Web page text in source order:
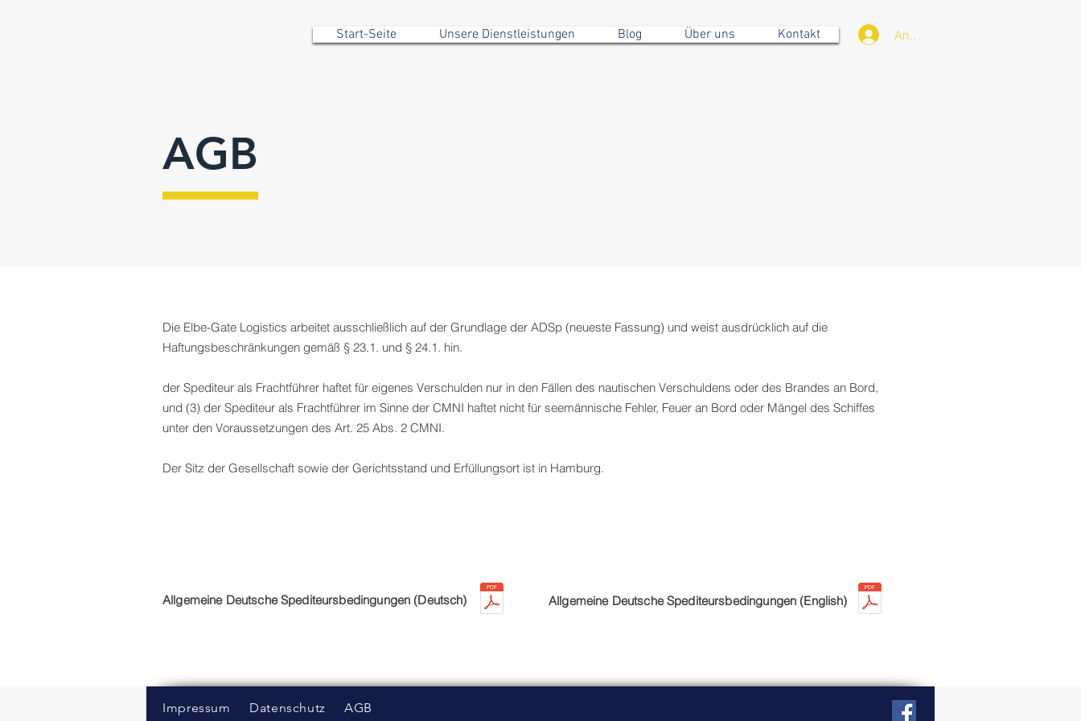
Start-Seite Unsere Dienstleistungen Blog Über uns Kontakt Anmelden
AGB
Die Elbe-Gate Logistics arbeitet ausschließlich auf der Grundlage der ADSp (neueste Fassung) und weist ausdrücklich auf die
Haftungsbeschränkungen gemäß § 23.1. und § 24.1. hin.
der Spediteur als Frachtführer haftet für eigenes Verschulden nur in den Fällen des nautischen Verschuldens oder des Brandes an Bord,
und (3) der Spediteur als Frachtführer im Sinne der CMNI haftet nicht für seemännische Fehler, Feuer an Bord oder Mängel des Schiffes
unter den Voraussetzungen des Art. 25 Abs. 2 CMNI.
Der Sitz der Gesellschaft sowie der Gerichtsstand und Erfüllungsort ist in Hamburg.
Allgemeine Deutsche Spediteursbedingungen (Deutsch) Allgemeine Deutsche Spediteursbedingungen (English)
Impressum Datenschutz AGB